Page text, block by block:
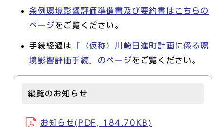
条例環境影響評価準備書及び要約書はこちらの
ページをご覧ください。
手続経過は
「（仮称）川崎日進町計画に係る環
境影響評価手続」のページをご覧ください。
縦覧のお知らせ
お知らせ(PDF, 184.70KB)